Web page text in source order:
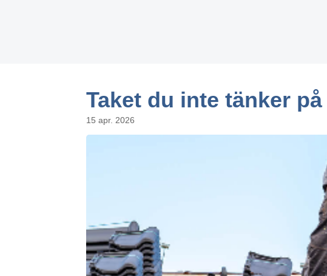
Taket du inte tänker
15 apr. 2026